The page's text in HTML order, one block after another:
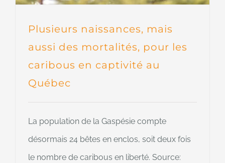
Plusieurs naissances, mais
aussi des mortalités, pour les
caribous en captivité au
Québec
La population de la Gaspésie compte
désormais 24 bêtes en enclos, soit deux fois
le nombre de caribous en liberté. Source: